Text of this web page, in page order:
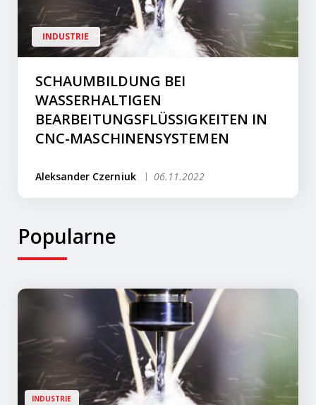
INDUSTRIE
SCHAUMBILDUNG BEI
WASSERHALTIGEN
BEARBEITUNGSFLÜSSIGKEITEN IN
CNC-MASCHINENSYSTEMEN
Aleksander Czerniuk 06.11.2022
Popularne
INDUSTRIE